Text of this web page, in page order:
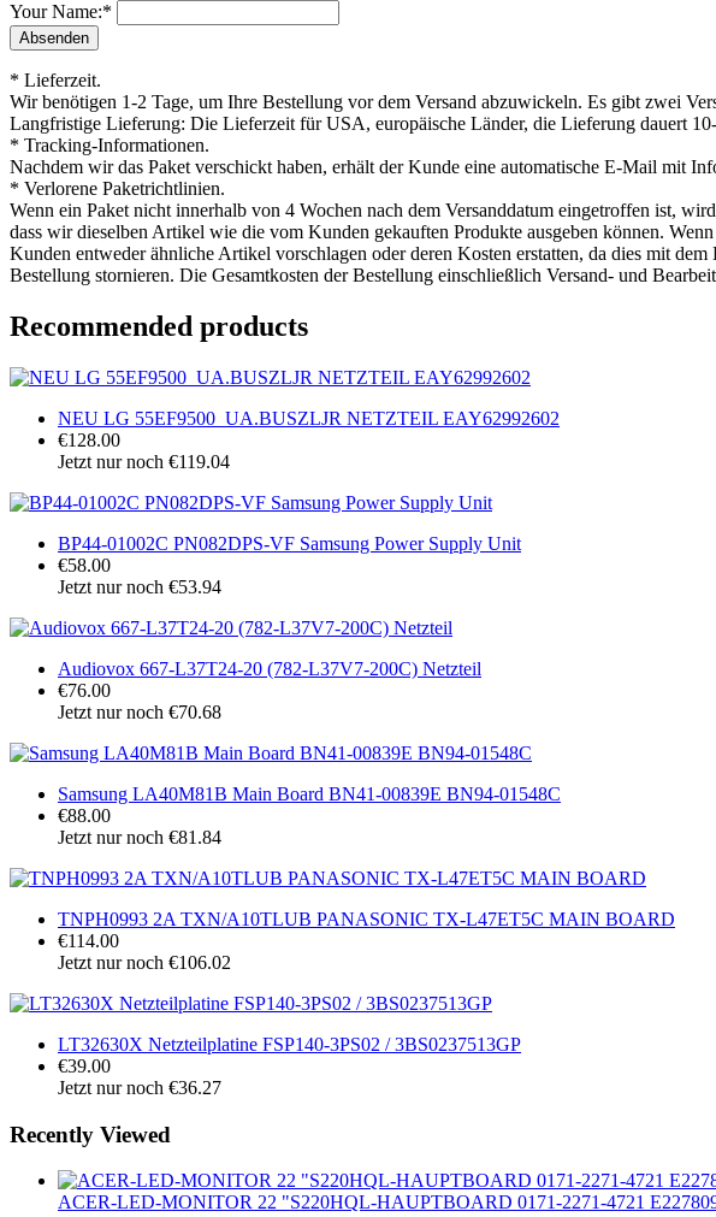
Your Name:*
* Lieferzeit.
Wir benötigen 1-2 Tage, um Ihre Bestellung vor dem Versand abzuwickeln. Es gibt zwei
Langfristige Lieferung: Die Lieferzeit für USA, europäische Länder, die Lieferung dauert
* Tracking-Informationen.
Nachdem wir das Paket verschickt haben, erhält der Kunde eine automatische E-Mail mit
* Verlorene Paketrichtlinien.
Wenn ein Paket nicht innerhalb von 4 Wochen nach dem Versanddatum eingetroffen ist,
dass wir dieselben Artikel wie die vom Kunden gekauften Produkte ausgeben können.
Kunden entweder ähnliche Artikel vorschlagen oder deren Kosten erstatten, da dies mit
Bestellung stornieren. Die Gesamtkosten der Bestellung einschließlich Versand- und
Recommended products
NEU LG 55EF9500_UA.BUSZLJR NETZTEIL EAY62992602
€128.00
Jetzt nur noch €119.04
BP44-01002C PN082DPS-VF Samsung Power Supply Unit
€58.00
Jetzt nur noch €53.94
Audiovox 667-L37T24-20 (782-L37V7-200C) Netzteil
€76.00
Jetzt nur noch €70.68
Samsung LA40M81B Main Board BN41-00839E BN94-01548C
€88.00
Jetzt nur noch €81.84
TNPH0993 2A TXN/A10TLUB PANASONIC TX-L47ET5C MAIN BOARD
€114.00
Jetzt nur noch €106.02
LT32630X Netzteilplatine FSP140-3PS02 / 3BS0237513GP
€39.00
Jetzt nur noch €36.27
Recently Viewed
ACER-LED-MONITOR 22 "S220HQL-HAUPTBOARD 0171-2271-4721